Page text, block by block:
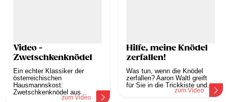
Video -
Zwetschkenknödel
Ein echter Klassiker der
österreichischen
Hausmannskost:
Zwetschkenknödel aus...
zum Video
Hilfe, meine Knödel
zerfallen!
Was tun, wenn die Knödel
zerfallen? Aaron Waltl greift
für Sie in die Trickkiste und...
zum Video